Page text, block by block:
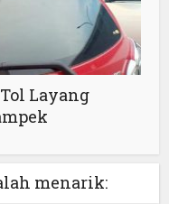
Layang
menarik: